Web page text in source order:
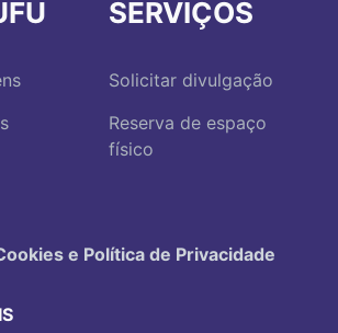
SERVIÇOS
Solicitar divulgação
Reserva de espaço
físico
e Política de Privacidade